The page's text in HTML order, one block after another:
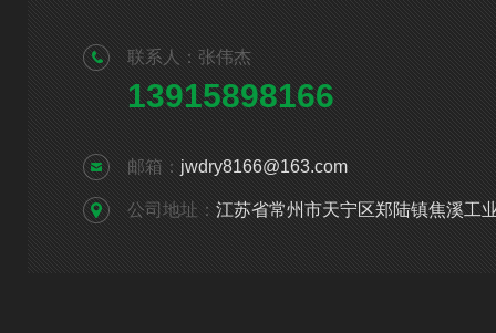
联系人：张伟杰
13915898166
邮箱： jwdry8166@163.com
公司地址： 江苏省常州市天宁区郑陆镇焦溪工